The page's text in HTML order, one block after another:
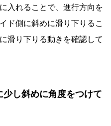
入れることで、進行方向を
ド側に斜めに滑り下りるこ
滑り下りる動きを確認して
し斜めに角度をつけて